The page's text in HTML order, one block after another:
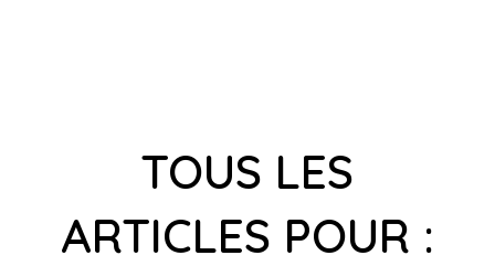
TOUS LES
ARTICLES POUR :